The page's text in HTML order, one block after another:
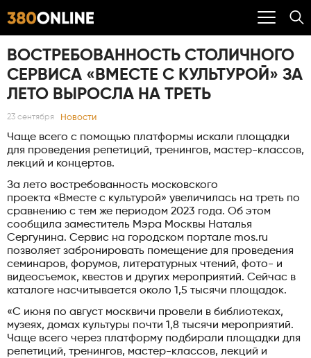
ВОСТРЕБОВАННОСТЬ СТОЛИЧНОГО
СЕРВИСА «ВМЕСТЕ С КУЛЬТУРОЙ» ЗА
ЛЕТО ВЫРОСЛА НА ТРЕТЬ
23 сентября Новости
Чаще всего с помощью платформы искали площадки
для проведения репетиций, тренингов, мастер-классов,
лекций и концертов.
За лето востребованность московского
проекта «Вместе с культурой» увеличилась на треть по
сравнению с тем же периодом 2023 года. Об этом
сообщила заместитель Мэра Москвы Наталья
Сергунина. Сервис на городском портале mos.ru
позволяет забронировать помещение для проведения
семинаров, форумов, литературных чтений, фото- и
видеосъемок, квестов и других мероприятий. Сейчас в
каталоге насчитывается около 1,5 тысячи площадок.
«С июня по август москвичи провели в библиотеках,
музеях, домах культуры почти 1,8 тысячи мероприятий.
Чаще всего через платформу подбирали площадки для
репетиций, тренингов, мастер-классов, лекций и